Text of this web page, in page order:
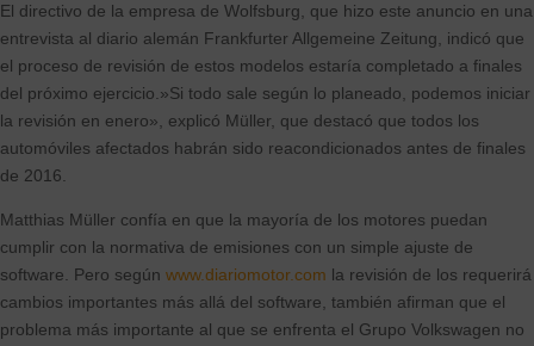
El directivo de la empresa de Wolfsburg, que hizo este anuncio en una
entrevista al diario alemán Frankfurter Allgemeine Zeitung, indicó que
el proceso de revisión de estos modelos estaría completado a finales
del próximo ejercicio.»Si todo sale según lo planeado, podemos iniciar
la revisión en enero», explicó Müller, que destacó que todos los
automóviles afectados habrán sido reacondicionados antes de finales
de 2016.
Matthias Müller confía en que la mayoría de los motores puedan
cumplir con la normativa de emisiones con un simple ajuste de
software. Pero según www.diariomotor.com la revisión de los requerirá
cambios importantes más allá del software, también afirman que el
problema más importante al que se enfrenta el Grupo Volkswagen no